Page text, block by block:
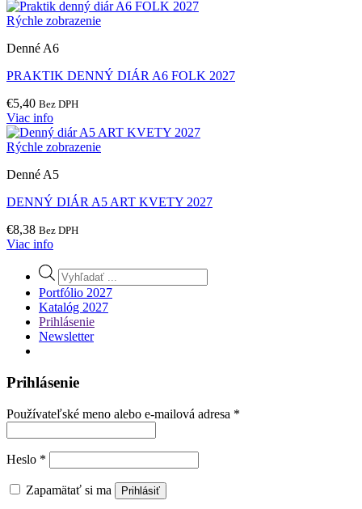
Rýchle zobrazenie
Denné A6
PRAKTIK DENNÝ DIÁR A6 FOLK 2027
€5,40 Bez DPH
Viac info
Rýchle zobrazenie
Denné A5
DENNÝ DIÁR A5 ART KVETY 2027
€8,38 Bez DPH
Viac info
Products
search
Portfólio 2027
Katalóg 2027
Prihlásenie
Newsletter
Prihlásenie
Používateľské meno alebo e-mailová adresa *
Heslo *
Zapamätať si ma Prihlásiť